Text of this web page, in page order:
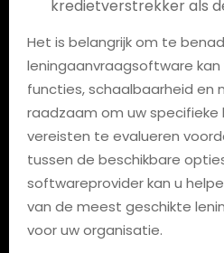
kredietverstrekker als
Het is belangrijk om te
leningaanvraagsoftware
functies, schaalbaarheid en
raadzaam om uw
vereisten te evalueren
tussen de beschikbare
softwareprovider kan u
van de meest geschikte
voor uw organisatie.